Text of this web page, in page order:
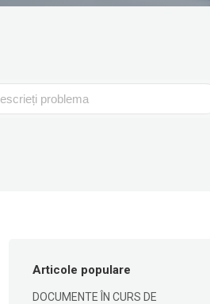
Articole populare
DOCUMENTE ÎN CURS DE